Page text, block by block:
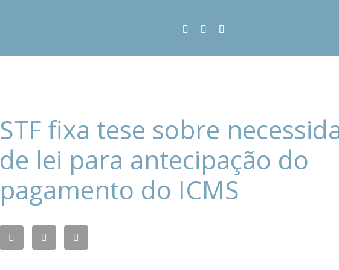
STF fixa tese sobre
de lei para antecipação do
pagamento do ICMS